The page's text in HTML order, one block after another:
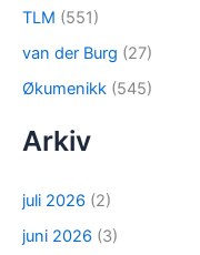
TLM (551)
van der Burg (27)
Økumenikk (545)
Arkiv
juli 2026 (2)
juni 2026 (3)